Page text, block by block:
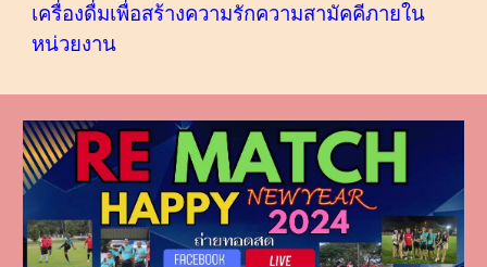
เครื่องดื่มเพื่อสร้างความรักความสามัคคีภายใน
หน่วยงาน